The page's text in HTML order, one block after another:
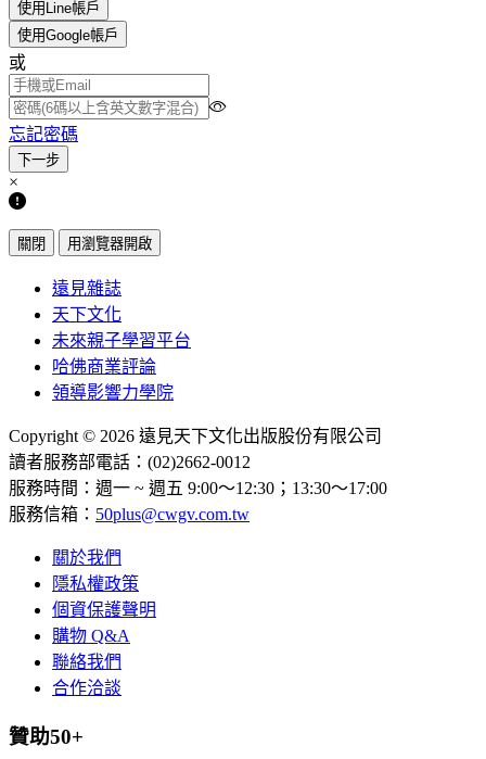
使用Line帳戶
使用Google帳戶
或
忘記密碼
×
關閉 用瀏覽器開啟
遠見雜誌
天下文化
未來親子學習平台
哈佛商業評論
領導影響力學院
Copyright © 2026 遠見天下文化出版股份有限公司
讀者服務部電話：(02)2662-0012
服務時間：週一 ~ 週五 9:00～12:30；13:30～17:00
服務信箱： 50plus@cwgv.com.tw
關於我們
隱私權政策
個資保護聲明
購物 Q&A
聯絡我們
合作洽談
贊助50+